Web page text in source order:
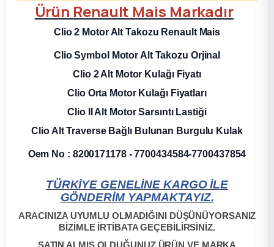
Ürün Renault Mais Markadır
Clio 2 Motor Alt Takozu Renault Mais
Clio Symbol
Motor Alt Takozu Orjinal
Clio 2 Alt Motor Kulağı Fiyatı
Clio Orta Motor Kulağı Fiyatları
Clio II Alt Motor Sarsıntı Lastiği
Clio Alt Traverse Bağlı Bulunan Burgulu Kulak
Oem No : 8200171178 - 7700434584-7700437854
TÜRKİYE GENELİNE KARGO İLE
GÖNDERİM YAPMAKTAYIZ.
ARACINIZA UYUMLU OLMADIĞINI DÜŞÜNÜYORSANIZ
BİZİMLE İRTİBATA GEÇEBİLİRSİNİZ.
SATIN ALMIŞ OLDUĞUNUZ ÜRÜN VE MARKA